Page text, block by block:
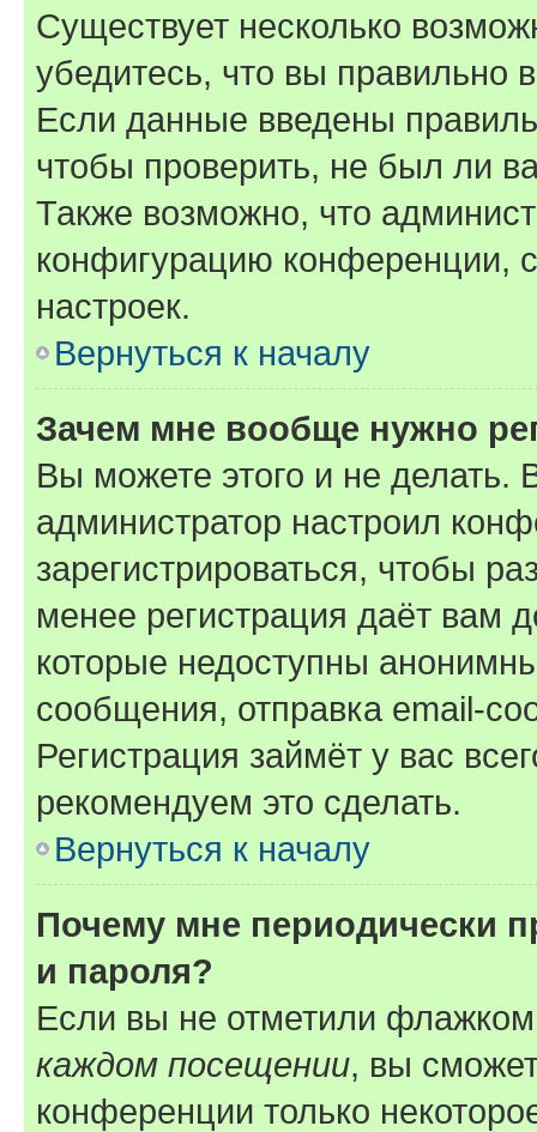
Существует несколько
убедитесь, что вы правильно
Если данные введены
чтобы проверить, не был ли
Также возможно, что
конфигурацию конференции,
настроек.
Вернуться к началу
Зачем мне вообще нужно
Вы можете этого и не делать.
администратор настроил
зарегистрироваться, чтобы
менее регистрация даёт вам
которые недоступны
сообщения, отправка email-
Регистрация займёт у вас
рекомендуем это сделать.
Вернуться к началу
Почему мне периодически
и пароля?
Если вы не отметили
каждом посещении, вы
конференции только